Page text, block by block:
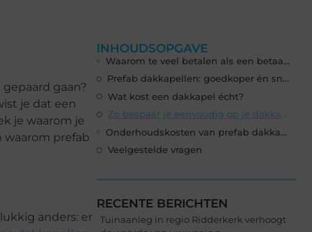
gaan?
je dat een
je waarom je
prefab
anders: er
INHOUDSOPGAVE
Waarom te veel betalen als een betaalbare dakkapel mogelijk is?
Prefab dakkapellen: goedkoper én sneller
Wat kost een dakkapel écht?
Zo bespaar je eenvoudig op je dakkapel
Onderhoudskosten van prefab dakkapel lager dan je denkt
Veelgestelde vragen
RECENTE BERICHTEN
Tuinaanleg in regio Ridderkerk verhoogt